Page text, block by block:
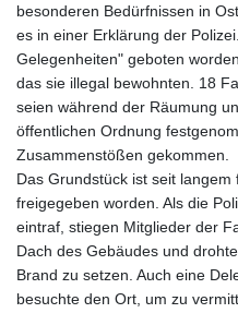
besonderen Bedürfnissen in
es in einer Erklärung der
Gelegenheiten" geboten
das sie illegal bewohnten. 18
seien während der Räumung
öffentlichen Ordnung
Zusammenstößen gekommen.
Das Grundstück ist seit
freigegeben worden. Als die
eintraf, stiegen Mitglieder der
Dach des Gebäudes und
Brand zu setzen. Auch eine
besuchte den Ort, um zu